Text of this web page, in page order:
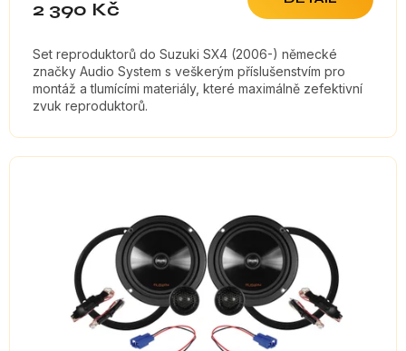
2 390 Kč
Set reproduktorů do Suzuki SX4 (2006-) německé
značky Audio System s veškerým příslušenstvím pro
montáž a tlumícími materiály, které maximálně zefektivní
zvuk reproduktorů.